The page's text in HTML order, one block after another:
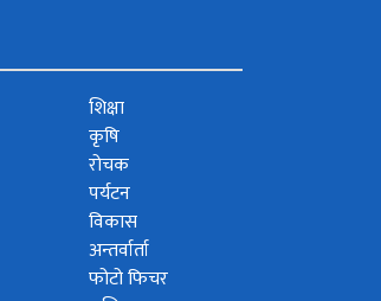
शिक्षा
कृषि
रोचक
पर्यटन
विकास
अन्तर्वार्ता
फोटो फिचर